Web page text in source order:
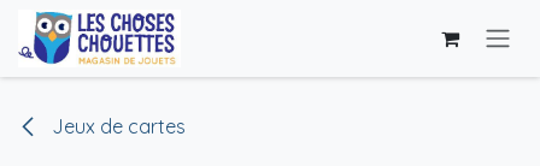
Se rendre au contenu
Jeux de cartes